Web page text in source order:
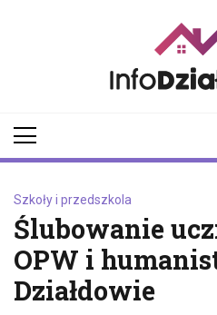
Szkoły i przedszkola
Ślubowanie
OPW i
Działdowie